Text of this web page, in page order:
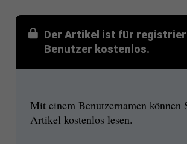
Der Artikel ist für
Benutzer kostenlos.
Mit einem Benutzernamen können
Artikel kostenlos lesen.